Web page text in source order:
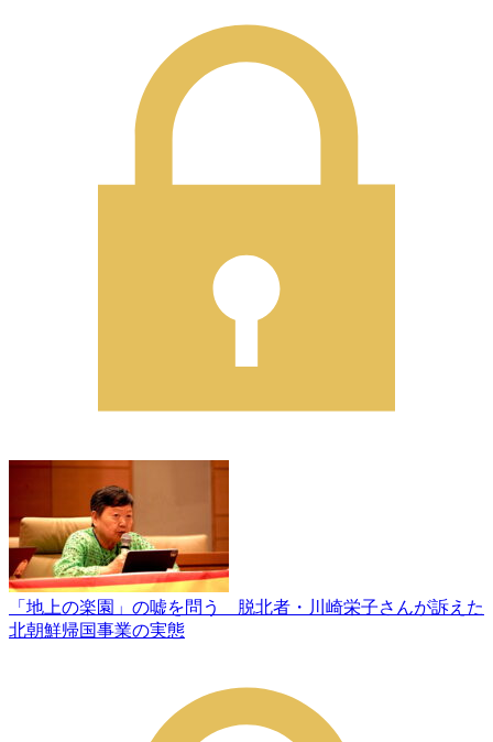
「地上の楽園」の嘘を問う 脱北者・川崎栄子さんが訴えた
北朝鮮帰国事業の実態